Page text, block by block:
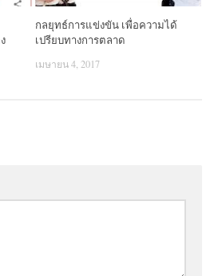
กลยุทธ์การแข่งขัน เพื่อความได้
เปรียบทางการตลาด
เมษายน 4, 2017